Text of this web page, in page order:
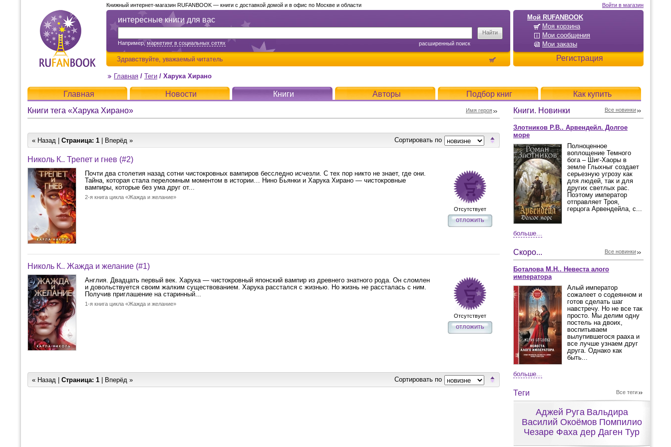
Мой RUFANBOOK
Моя корзина
Мои сообщения
Мои заказы
Регистрация
Войти в магазин
интересные книги для вас
Например,маркетинг в социальных сетях расширенный поиск
Здравствуйте, уважаемый читатель
Книжный интернет-магазин RUFANBOOK — книги с доставкой домой и в офис по Москве и области
Главная / Теги / Харука Хирано
Главная Новости Книги Авторы Подбор книг
Как купить
Книги тега «Харука Хирано»
Имя героя
« Назад | Страница: 1 | Вперёд » Сортировать по
Николь К.. Трепет и гнев (#2)
Почти два столетия назад сотни чистокровных вампиров бесследно исчезли. С тех пор никто не знает, где они.
Тайна, которая стала переломным моментом в истории… Нино Бьянки и Харука Хирано — чистокровные
вампиры, которые без ума друг от...
2-я книга цикла «Жажда и желание»
Отсутствует
отложить
Николь К.. Жажда и желание (#1)
Англия. Двадцать первый век. Харука — чистокровный японский вампир из древнего знатного рода. Он сломлен
и довольствуется своим жалким существованием. Харука расстался с жизнью. Но жизнь не рассталась с ним.
Получив приглашение на старинный...
1-я книга цикла «Жажда и желание»
Отсутствует
отложить
« Назад | Страница: 1 | Вперёд » Сортировать по
Книги. Новинки Все новинки
Злотников Р.В.. Арвендейл. Долгое
море
Полноценное
воплощение Темного
бога – Шиг-Хаоры в
земле Глыхныг создает
серьезную угрозу как
для людей, так и для
других светлых рас.
Поэтому император
отправляет Троя,
герцога Арвендейла, с...
больше...
Скоро... Все новинки
Боталова М.Н.. Невеста алого
императора
Алый император
сожалеет о содеянном и
готов сделать шаг
навстречу. Но не все так
просто. Мы делим одну
постель на двоих,
воспитываем
вылупившегося рааха и
все лучше узнаем друг
друга. Однако как
быть...
больше...
Теги Все теги
Аджей Руга Вальдира
Василий Окоёмов Помпилио
Чезаре Фаха дер Даген Тур